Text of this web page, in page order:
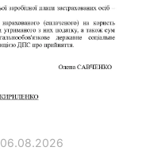
06.08.2026